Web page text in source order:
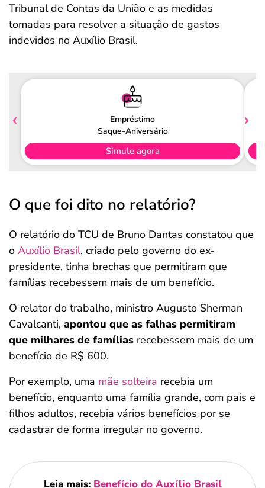
Tribunal de Contas da União e as medidas
tomadas para resolver a situação de gastos
indevidos no Auxílio Brasil.
Empréstimo
Saque-Aniversário
Simule agora
O que foi dito no relatório?
O relatório do TCU de Bruno Dantas constatou que
o Auxílio Brasil, criado pelo governo do ex-
presidente, tinha brechas que permitiram que
famílias recebessem mais de um benefício.
O relator do trabalho, ministro Augusto Sherman
Cavalcanti, apontou que as falhas permitiram
que milhares de famílias recebessem mais de um
benefício de R$ 600.
Por exemplo, uma mãe solteira recebia um
benefício, enquanto uma família grande, com pais e
filhos adultos, recebia vários benefícios por se
cadastrar de forma irregular no governo.
Leia mais: Benefício do Auxílio Brasil